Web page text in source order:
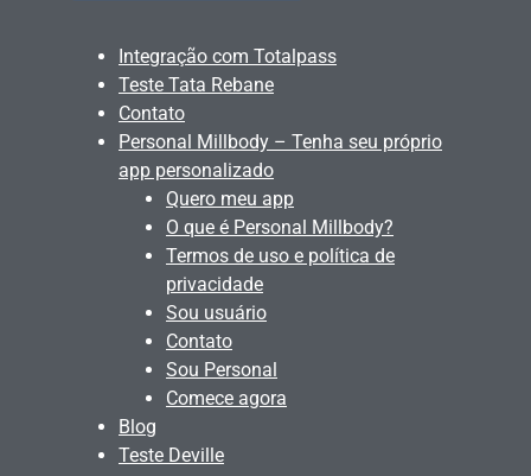
Integração com Totalpass
Teste Tata Rebane
Contato
Personal Millbody – Tenha seu próprio
app personalizado
Quero meu app
O que é Personal Millbody?
Termos de uso e política de
privacidade
Sou usuário
Contato
Sou Personal
Comece agora
Blog
Teste Deville